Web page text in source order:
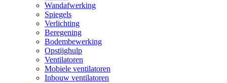
Wandafwerking
Spiegels
Verlichting
Beregening
Bodembewerking
Opstijghulp
Ventilatoren
Mobiele ventilatoren
Inbouw ventilatoren